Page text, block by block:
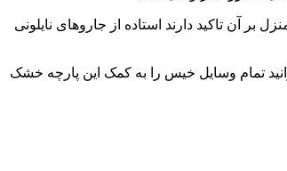
آن تاکید دارند استاده از جاروهای نایلونی
تمام وسایل خیس را به کمک این پارچه خشک